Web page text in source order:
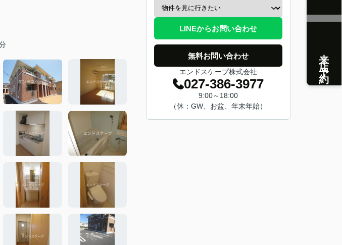
LINEからお問い合わせ
無料お問い合わせ
エンドスケープ株式会社
027-386-3977
9:00～18:00
（休：GW、お盆、年末年始）
来店予約